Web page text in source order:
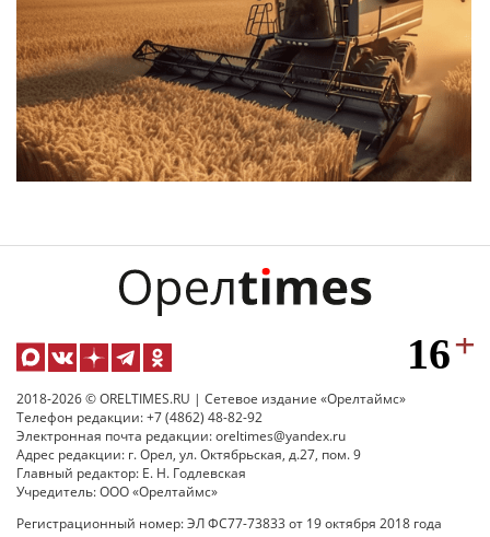
2018-2026 © ORELTIMES.RU | Сетевое издание «Орелтаймс»
Телефон редакции: +7 (4862) 48-82-92
Электронная почта редакции: oreltimes@yandex.ru
Адрес редакции: г. Орел, ул. Октябрьская, д.27, пом. 9
Главный редактор: Е. Н. Годлевская
Учредитель: ООО «Орелтаймс»
Регистрационный номер: ЭЛ ФС77-73833 от 19 октября 2018 года